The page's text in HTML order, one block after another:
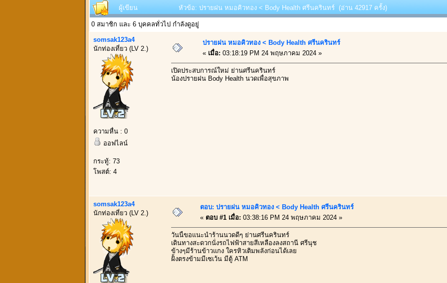
ผู้เขียน หัวข้อ: ปรายฝน หมอคิวทอง < Body Health ศรีนครินทร์ (อ่าน 42917 ครั้ง)
0 สมาชิก และ 6 บุคคลทั่วไป กำลังดูอยู่
somsak123a4
นักท่องเที่ยว (LV 2.)
ความหื่น : 0
ออฟไลน์
กระทู้: 73
โพสต์: 4
ปรายฝน หมอคิวทอง < Body Health ศรีนครินทร์
« เมื่อ: 03:18:19 PM 24 พฤษภาคม 2024 »
เปิดประสบการณ์ใหม่ ย่านศรีนครินทร์
น้องปรายฝน Body Health นวดเพื่อสุขภาพ
somsak123a4
นักท่องเที่ยว (LV 2.)
ตอบ: ปรายฝน หมอคิวทอง < Body Health ศรีนครินทร์
« ตอบ #1 เมื่อ: 03:38:16 PM 24 พฤษภาคม 2024 »
วันนี้ขอแนะนำร้านนวดดีๆ ย่านศรีนครินทร์
เดินทางสะดวกนั่งรถไฟฟ้าสายสีเหลืองลงสถานี ศรีนุช
ข้างๆมีร้านข้าวแกง ใครหิวเติมพลังก่อนได้เลย
ฝั้งตรงข้ามมีเซเว้น มีตู้ ATM